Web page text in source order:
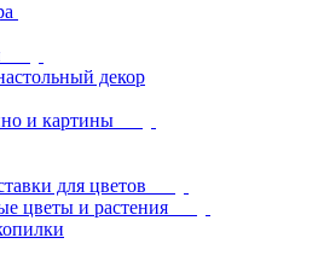
декор
и картины
для цветов
цветы и растения